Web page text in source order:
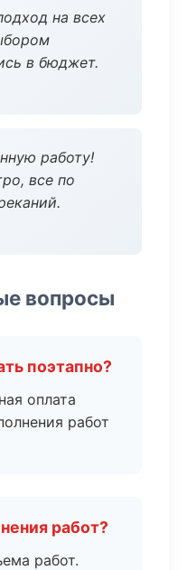
на всех
в бюджет.
работу!
все по
вопросы
поэтапно?
оплата
работ
работ?
работ.